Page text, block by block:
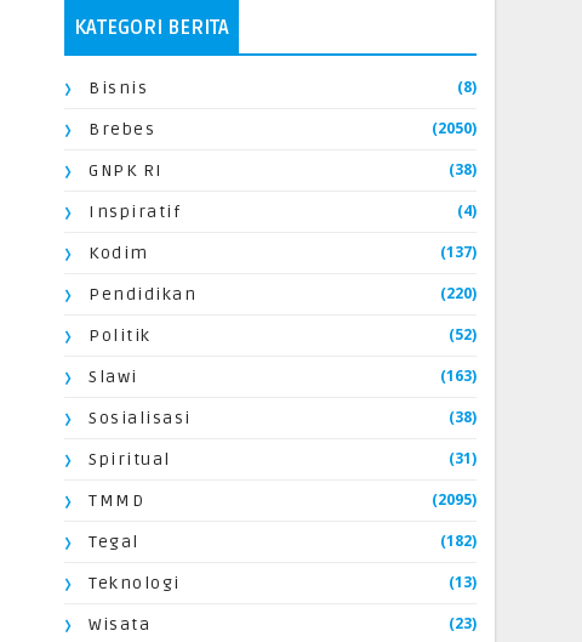
KATEGORI BERITA
Bisnis (8)
Brebes (2050)
GNPK RI (38)
Inspiratif (4)
Kodim (137)
Pendidikan (220)
Politik (52)
Slawi (163)
Sosialisasi (38)
Spiritual (31)
TMMD (2095)
Tegal (182)
Teknologi (13)
Wisata (23)